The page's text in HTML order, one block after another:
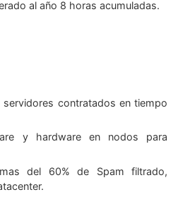
al año 8 horas acumuladas.
contratados en tiempo
y hardware en nodos para
del 60% de Spam filtrado,